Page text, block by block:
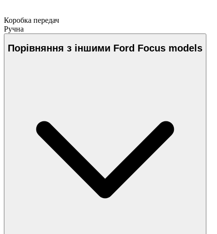
Коробка передач
Ручна
Порівняння з іншими Ford Focus models